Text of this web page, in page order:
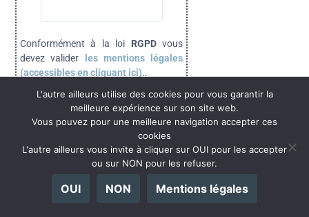
Conformément à la loi RGPDvous
devez valider
les mentions légales
(accessibles en cliquant ici)..
Mentions légales
Validez les mentions légales
aux podcasts :
L'autre ailleurs utilise des cookies pour vous garantir la
meilleure expérience sur son site web.
Vous pouvez pour une meilleure navigation accepter ces
cookies
L'autre ailleurs vous invite à cliquer sur OUI pour les accepter
ou sur NON pour les refuser.
OUI NON Mentions légales